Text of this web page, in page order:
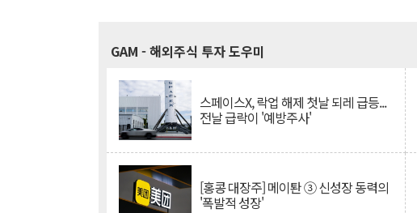
GAM - 해외주식 투자 도우미
스페이스X, 락업 해제 첫날 되레 급등...
전날 급락이 '예방주사'
[홍콩 대장주] 메이퇀 ③ 신성장 동력의
'폭발적 성장'